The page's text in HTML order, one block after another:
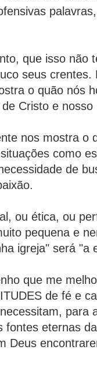
que isso não
seus crentes.
o quão nós
Cristo e nosso
nos mostra o
como
de
ou ética, ou
pequena e
igreja" será "a
que me
de fé e
para
fontes eternas
Deus